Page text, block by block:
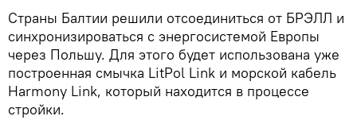
Страны Балтии решили отсоединиться от БРЭЛЛ и
синхронизироваться с энергосистемой Европы
через Польшу. Для этого будет использована уже
построенная смычка LitPol Link и морской кабель
Harmony Link, который находится в процессе
стройки.